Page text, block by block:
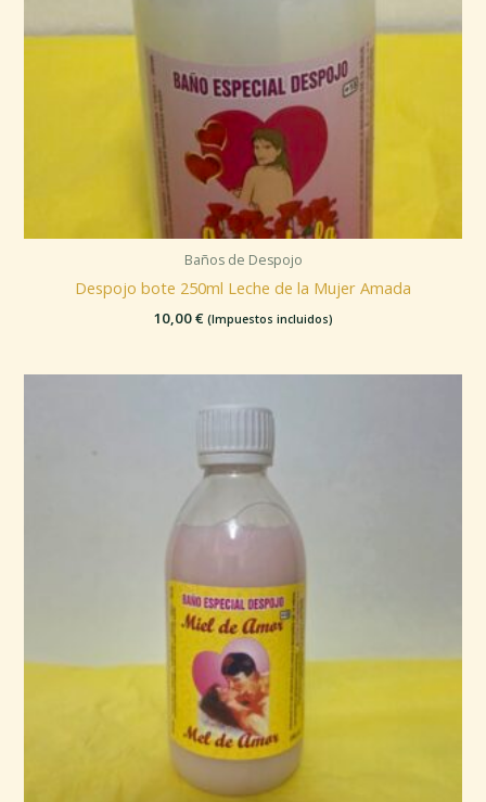
Baños de Despojo
Despojo bote 250ml Leche de la Mujer Amada
10,00€ (Impuestos incluidos)